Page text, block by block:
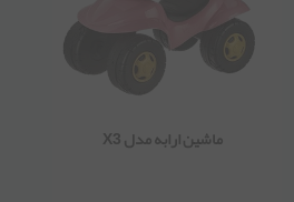
ماشین ارابه مدل X3